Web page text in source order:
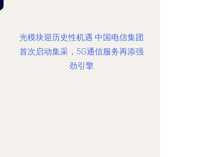
光模块迎历史性机遇 中国电信集团
首次启动集采，5G通信服务再添强
劲引擎